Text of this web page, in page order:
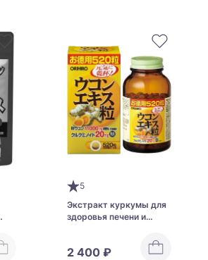
5
Экстракт куркумы для
здоровья печени и
организма Orihiro Ukon
Extract Grain
2 400 ₽